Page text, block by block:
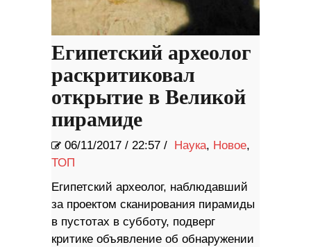
Египетский археолог
раскритиковал
открытие в Великой
пирамиде
06/11/2017 / 22:57 / Наука, Новое,
ТОП
Египетский археолог, наблюдавший
за проектом сканирования пирамиды
в пустотах в субботу, подверг
критике объявление об обнаружении